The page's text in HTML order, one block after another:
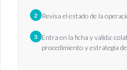
2 Revisa el estado de la
3 Entra en la ficha y valida:
procedimiento y estrategia